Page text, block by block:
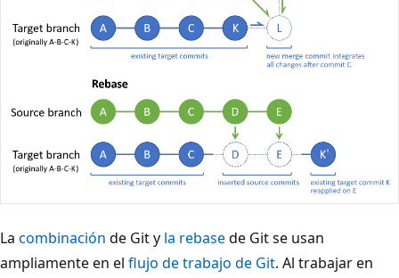
La combinación de Git y la rebasede Git se usan
ampliamente en el flujo de trabajo de Git. Al trabajar en